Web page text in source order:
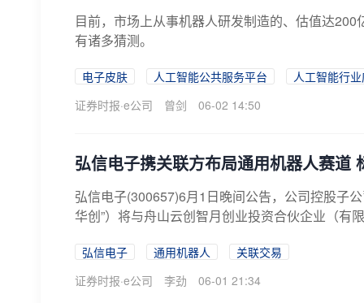
目前，市场上从事机器人研发制造的、估值达
有诸多猜测。
电子皮肤 人工智能公共服务平台
人工智能行
证券时报·e公司
曾剑 06-02 14:50
弘信电子携关联方布局通用机器人赛道
弘信电子(300657)6月1日晚间公告，公司控股子
华创”）将与舟山云创智月创业投资合伙企业（有
弘信电子 通用机器人
关联交易
证券时报·e公司
李劲 06-01 21:34